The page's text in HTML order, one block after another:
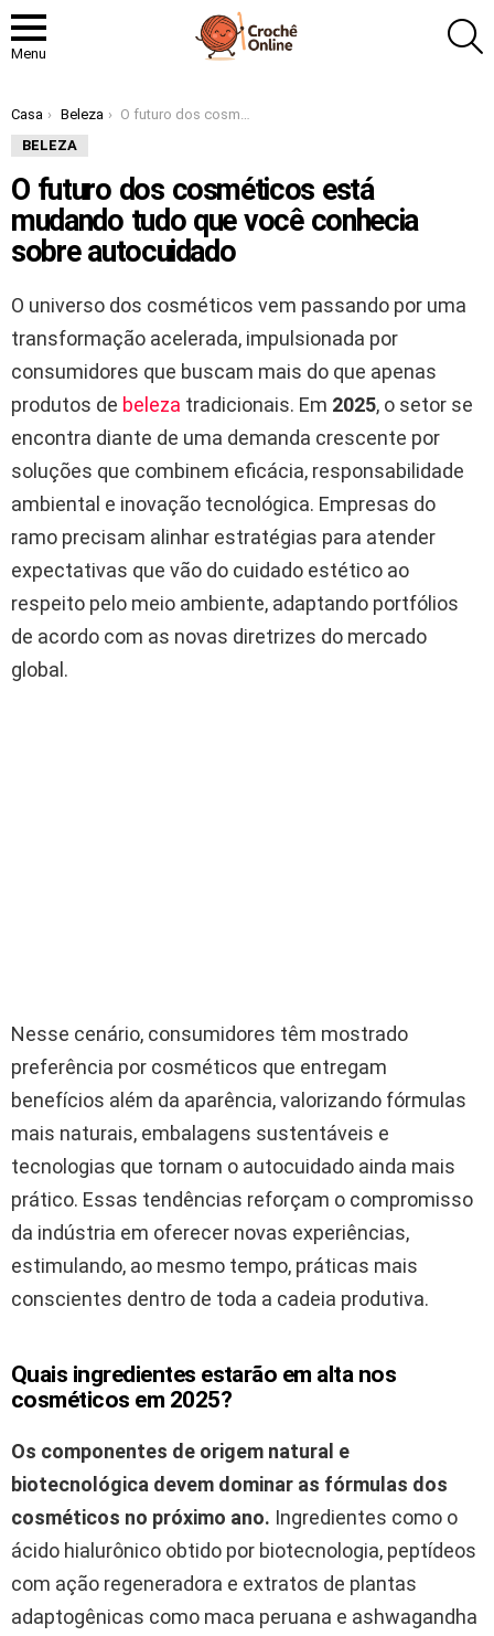
Menu
Você está aqui:
Casa Beleza
O futuro dos cosméticos está mudando tudo que você conhecia sobre autocuidado
BELEZA
O futuro dos cosméticos está
mudando tudo que você conhecia
sobre autocuidado
O universo dos cosméticos vem passando por uma
transformação acelerada, impulsionada por
consumidores que buscam mais do que apenas
produtos de beleza tradicionais. Em 2025, o setor se
encontra diante de uma demanda crescente por
soluções que combinem eficácia, responsabilidade
ambiental e inovação tecnológica. Empresas do
ramo precisam alinhar estratégias para atender
expectativas que vão do cuidado estético ao
respeito pelo meio ambiente, adaptando portfólios
de acordo com as novas diretrizes do mercado
global.
Nesse cenário, consumidores têm mostrado
preferência por cosméticos que entregam
benefícios além da aparência, valorizando fórmulas
mais naturais, embalagens sustentáveis e
tecnologias que tornam o autocuidado ainda mais
prático. Essas tendências reforçam o compromisso
da indústria em oferecer novas experiências,
estimulando, ao mesmo tempo, práticas mais
conscientes dentro de toda a cadeia produtiva.
Quais ingredientes estarão em alta nos
cosméticos em 2025?
Os componentes de origem natural e
biotecnológica devem dominar as fórmulas dos
cosméticos no próximo ano. Ingredientes como o
ácido hialurônico obtido por biotecnologia, peptídeos
com ação regeneradora e extratos de plantas
adaptogênicas como maca peruana e ashwagandha